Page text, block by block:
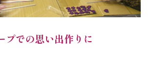
プでの思い出作りに